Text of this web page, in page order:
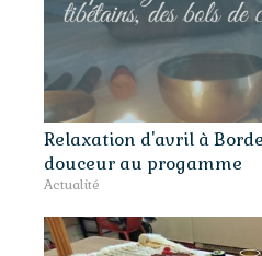
Relaxation d'avril à
douceur au progamme
Actualité